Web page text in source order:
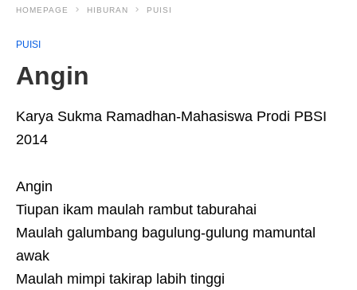
HOMEPAGE HIBURAN PUISI
PUISI
Angin
Karya Sukma Ramadhan-Mahasiswa Prodi PBSI
2014
Angin
Tiupan ikam maulah rambut taburahai
Maulah galumbang bagulung-gulung mamuntal
awak
Maulah mimpi takirap labih tinggi